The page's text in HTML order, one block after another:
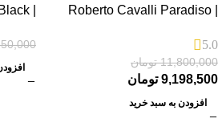
| Roberto Cavalli Paradiso
5.0
11,800,000 تومان
9,198,500 تومان
افزودن به سبد خرید